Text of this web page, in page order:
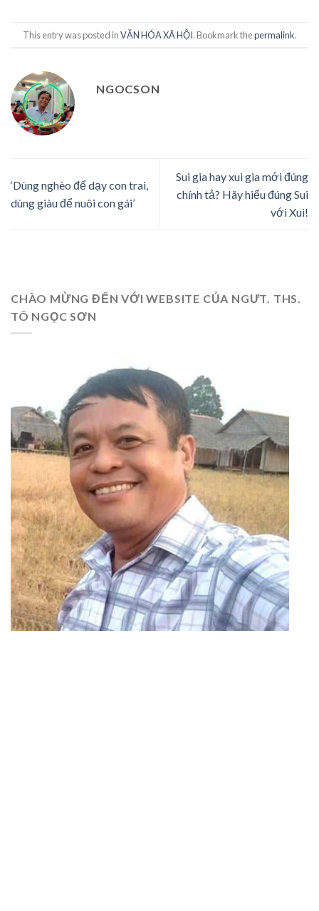
This entry was posted inVĂN HÓA XÃ HỘI. Bookmark thepermalink.
NGOCSON
‘Dùng nghèo để dạy con trai,
dùng giàu để nuôi con gái’
Sui gia hay xui gia mới đúng
chính tả? Hãy hiểu đúng Sui
với Xui!
CHÀO MỪNG ĐẾN VỚI WEBSITE CỦA NGƯT. THS.
TÔ NGỌC SƠN